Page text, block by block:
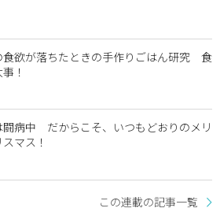
食欲が落ちたときの手作りごはん研究 食
！
闘病中 だからこそ、いつもどおりのメリ
マス！
この連載の記事一覧